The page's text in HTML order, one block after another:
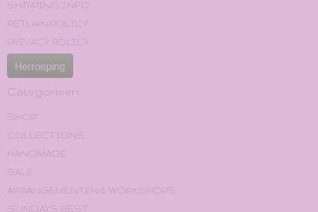
SHIPPING INFO
RETURN POLICY
PRIVACY POLICY
Herroeping
Categorieën
SHOP
COLLECTIONS
HANDMADE
SALE
ARRANGEMENTEN & WORKSHOPS
SUNDAY'S BEST